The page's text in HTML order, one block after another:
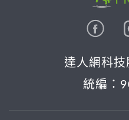
達人網科技
統編：